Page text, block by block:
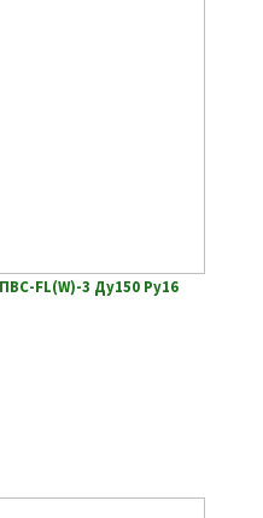
FL(W)-3 Ду150 Ру16